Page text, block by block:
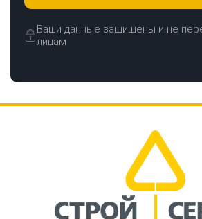
Ваши данные защищены и не
лицам